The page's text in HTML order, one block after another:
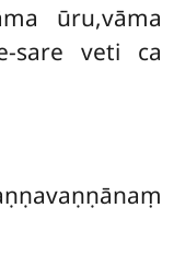
ūru,vāma
sare veti ca